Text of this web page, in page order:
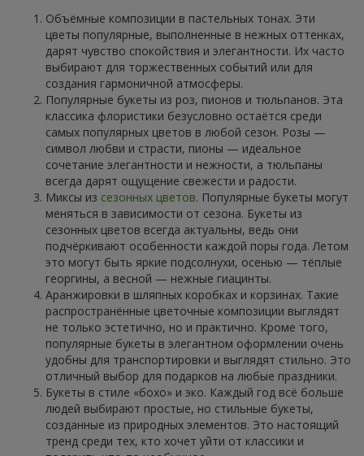
Объёмные композиции в пастельных тонах. Эти
цветы популярные, выполненные в нежных оттенках,
дарят чувство спокойствия и элегантности. Их часто
выбирают для торжественных событий или для
создания гармоничной атмосферы.
Популярные букеты из роз, пионов и тюльпанов. Эта
классика флористики безусловно остаётся среди
самых популярных цветов в любой сезон. Розы —
символ любви и страсти, пионы — идеальное
сочетание элегантности и нежности, а тюльпаны
всегда дарят ощущение свежести и радости.
Миксы из сезонных цветов. Популярные букеты могут
меняться в зависимости от сезона. Букеты из
сезонных цветов всегда актуальны, ведь они
подчёркивают особенности каждой поры года. Летом
это могут быть яркие подсолнухи, осенью — тёплые
георгины, а весной — нежные гиацинты.
Аранжировки в шляпных коробках и корзинах. Такие
распространённые цветочные композиции выглядят
не только эстетично, но и практично. Кроме того,
популярные букеты в элегантном оформлении очень
удобны для транспортировки и выглядят стильно. Это
отличный выбор для подарков на любые праздники.
Букеты в стиле «бохо» и эко. Каждый год всё больше
людей выбирают простые, но стильные букеты,
созданные из природных элементов. Это настоящий
тренд среди тех, кто хочет уйти от классики и